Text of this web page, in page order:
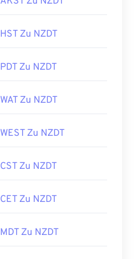
HST Zu NZDT
PDT Zu NZDT
WAT Zu NZDT
WEST Zu NZDT
CST Zu NZDT
CET Zu NZDT
MDT Zu NZDT